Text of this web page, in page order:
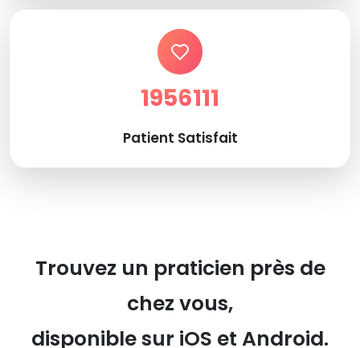
1956111
Patient Satisfait
Trouvez un praticien près de
chez vous,
disponible sur iOS et Android.